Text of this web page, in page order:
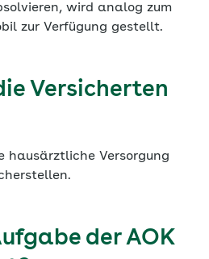
wird analog zum
zur Verfügung gestellt.
Versicherten
hausärztliche Versorgung
der AOK